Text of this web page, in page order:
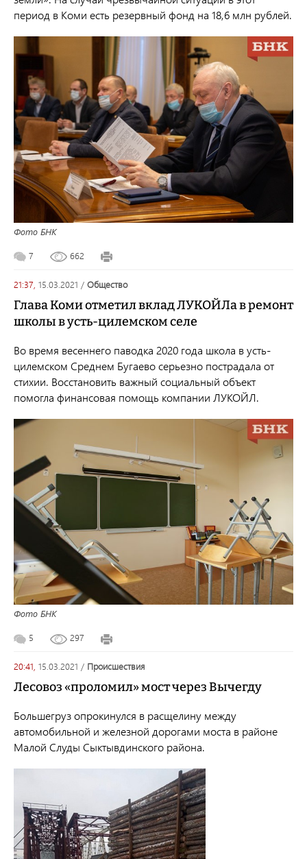
период в Коми есть резервный фонд на 18,6 млн рублей.
Фото БНК
7 662
21:37, 15.03.2021 / общество
Глава Коми отметил вклад ЛУКОЙЛа в ремонт
школы в усть-цилемском селе
Во время весеннего паводка 2020 года школа в усть-
цилемском Среднем Бугаево серьезно пострадала от
стихии. Восстановить важный социальный объект
помогла финансовая помощь компании ЛУКОЙЛ.
Фото БНК
5 297
20:41, 15.03.2021 / происшествия
Лесовоз «проломил» мост через Вычегду
Большегруз опрокинулся в расщелину между
автомобильной и железной дорогами моста в районе
Малой Слуды Сыктывдинского района.